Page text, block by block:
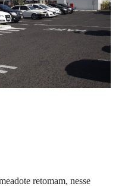
retomam, nesse